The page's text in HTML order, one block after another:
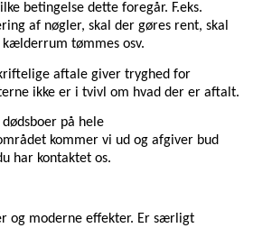
betingelse dette foregår. F.eks.
af nøgler, skal der gøres rent, skal
tømmes osv.
aftale giver tryghed for
ikke er i tvivl om hvad der er aftalt.
på hele
kommer vi ud og afgiver bud
har kontaktet os.
og moderne effekter. Er særligt